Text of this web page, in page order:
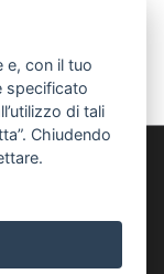
Pietro in
e, con il tuo
specificato
di tali
Chiudendo